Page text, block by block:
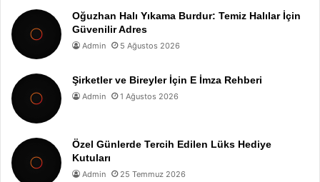
Oğuzhan Halı Yıkama Burdur: Temiz Halılar İçin
Güvenilir Adres
Admin 5 Ağustos 2026
Şirketler ve Bireyler İçin E İmza Rehberi
Admin 1 Ağustos 2026
Özel Günlerde Tercih Edilen Lüks Hediye
Kutuları
Admin 25 Temmuz 2026